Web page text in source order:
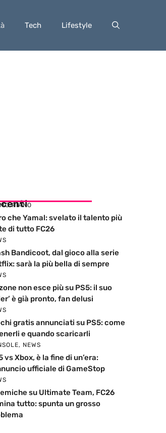
Tech Lifestyle
PIANO
che Yamal: svelato il talento più
di tutto FC26
Bandicoot, dal gioco alla serie
sarà la più bella di sempre
non esce più su PS5: il suo
è già pronto, fan delusi
gratis annunciati su PS5: come
e quando scaricarli
, NEWS
vs Xbox, è la fine di un’era:
ufficiale di GameStop
su Ultimate Team, FC26
tutto: spunta un grosso